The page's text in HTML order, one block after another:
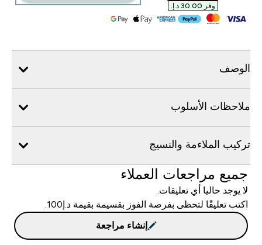
وفر ‏30.00 د.إ.‏‎
الوصف
ملاحظات الأسلوب
تركيب الملاءمة والنسيج
جميع مراجعات العملاء
لا يوجد حاليا أي تعليقات.
اكتب تعليقًا لتحظى بفرصة الفوز بقسيمة بقيمة د.إ100.
إنشاء مراجعة